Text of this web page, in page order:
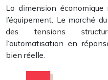
La dimension
l’équipement. Le marché
des tensions
l’automatisation en
bien réelle.